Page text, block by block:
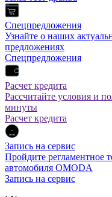
Спецпредложения
Узнайте о наших
предложениях
Спецпредложения
Расчет кредита
Рассчитайте условия и
минуты
Расчет кредита
Запись на сервис
Пройдите регламентное
автомобиля OMODA
Запись на сервис